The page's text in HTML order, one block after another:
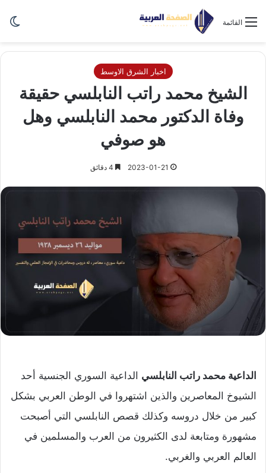
القائمة
اخبار الشرق الاوسط
الشيخ محمد راتب النابلسي حقيقة
وفاة الدكتور محمد النابلسي وهل
هو صوفي
2023-01-21
الداعية محمد راتب النابلسي الداعية السوري الجنسية أحد
الشيوخ المعاصرين والذين اشتهروا في الوطن العربي بشكل
كبير من خلال دروسه وكذلك قصص النابلسي التي أصبحت
مشهورة ومتابعة لدى الكثيرون من العرب والمسلمين في
العالم العربي والغربي.